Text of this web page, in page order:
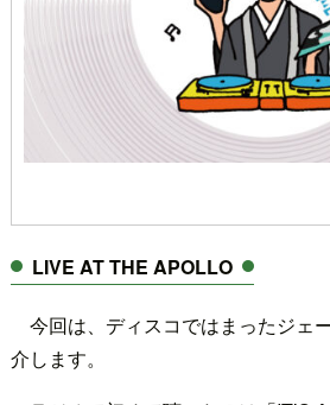
LIVE AT THE APOLLO
今回は、ディスコではまったジェ
介します。